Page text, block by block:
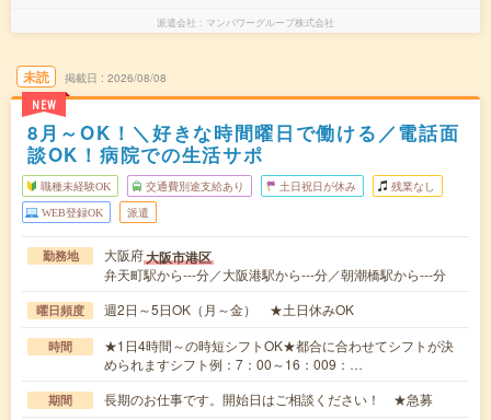
派遣会社 マンパワーグループ株式会社
未読
NEW
掲載日 2026/08/08
8月～OK！＼好きな時間曜日で働ける／電話面
談OK！病院での生活サポ
職種未経験OK 交通費別途支給あり 土日祝日が休み 残業なし
WEB登録OK 派遣
勤務地 大阪府大阪市港区
弁天町駅から---分／大阪港駅から---分／朝潮橋駅から---分
曜日頻度 週2日～5日OK（月～金） ★土日休みOK
時間
★1日4時間～の時短シフトOK★都合に合わせてシフトが決
められますシフト例：7：00～16：009：…
期間 長期のお仕事です。開始日はご相談ください！ ★急募